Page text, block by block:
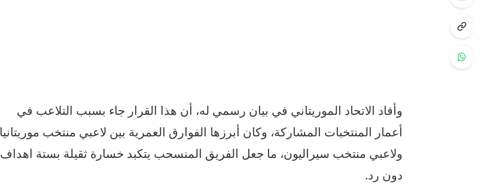
وأفاد الاتحاد الموريتاني في بيان رسمي له، أن هذا القرار جاء بسبب التلاعب في
أعمار المنتخبات المشاركة، وكان أبرزها الفوارق العمرية بين لاعبي منتخب موريتانيا
ولاعبي منتخب سيراليون، ما جعل الفريق المنسحب يتكبد خسارة ثقيلة بستة اهداف
دون رد.